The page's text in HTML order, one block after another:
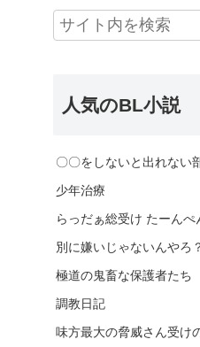
人気のBL小説
〇〇をしないと出れない
少年治療
らっだぁ総受け たーんぺ
別に嫌いじゃないんやろ
極道の鬼畜な保護者たち
調教日記
味方最大の脅威さん受け